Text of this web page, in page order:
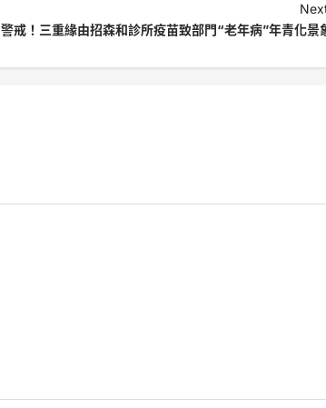
警戒！三重緣由招森和診所疫苗致部門“老年病”年青化景